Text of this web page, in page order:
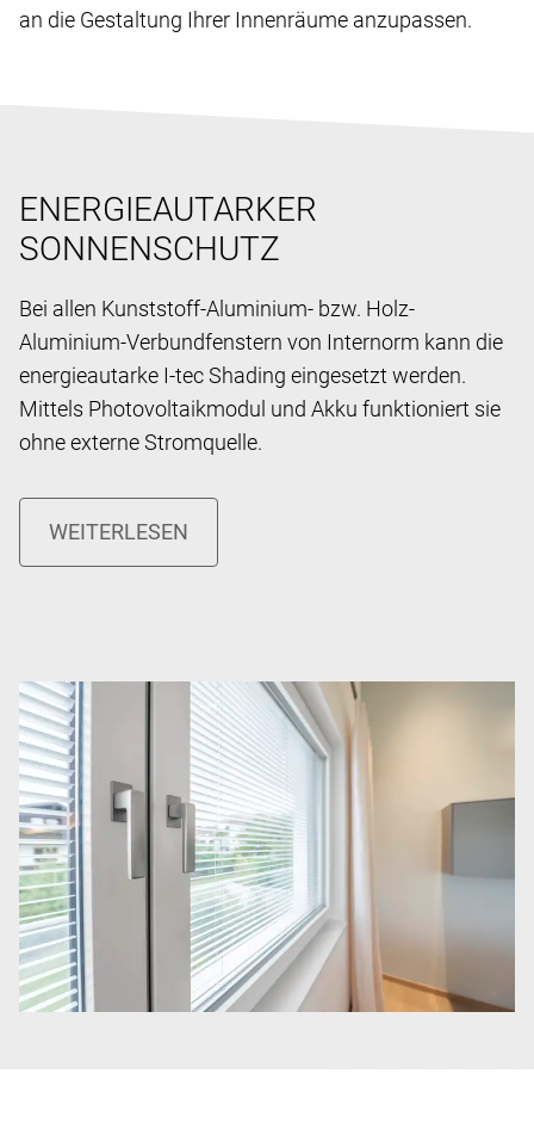
an die Gestaltung Ihrer Innenräume anzupassen.
ENERGIEAUTARKER
SONNENSCHUTZ
Bei allen Kunststoff-Aluminium- bzw. Holz-
Aluminium-Verbundfenstern von Internorm kann die
energieautarke I-tec Shading eingesetzt werden.
Mittels Photovoltaikmodul und Akku funktioniert sie
ohne externe Stromquelle.